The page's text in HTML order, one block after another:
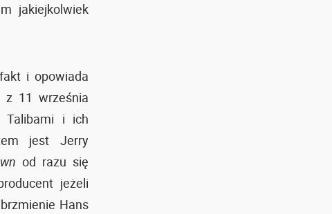
jakiejkolwiek
i opowiada
z 11 września
Talibami i ich
jest Jerry
od razu się
jeżeli
Hans